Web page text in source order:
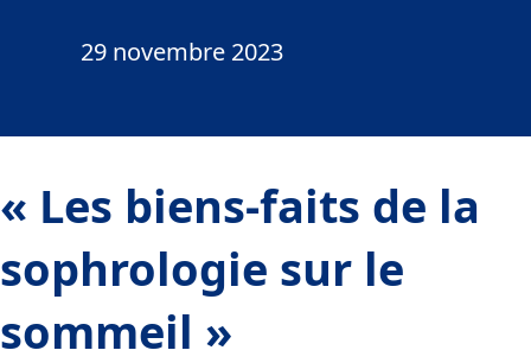
29 novembre 2023
« Les biens-faits de la
sophrologie sur le
sommeil »